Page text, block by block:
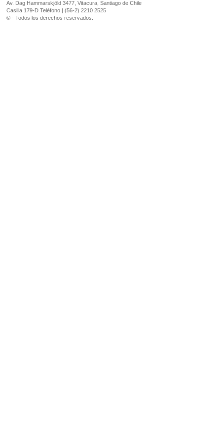
Av. Dag Hammarskjöld 3477, Vitacura, Santiago de Chile
Casilla 179-D Teléfono | (56-2) 2210 2525
© - Todos los derechos reservados.